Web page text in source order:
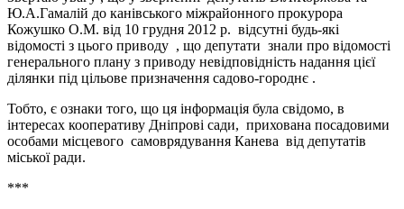
Ю.А.Гамалій до канівського міжрайонного прокурора
Кожушко О.М. від 10 грудня 2012 р. відсутні будь-які
відомості з цього приводу , що депутати знали про відомості
генерального плану з приводу невідповідність надання цієї
ділянки під цільове призначення садово-городнє .
Тобто, є ознаки того, що ця інформація була свідомо, в
інтересах кооперативу Дніпрові сади, прихована посадовими
особами місцевого самоврядування Канева від депутатів
міської ради.
***